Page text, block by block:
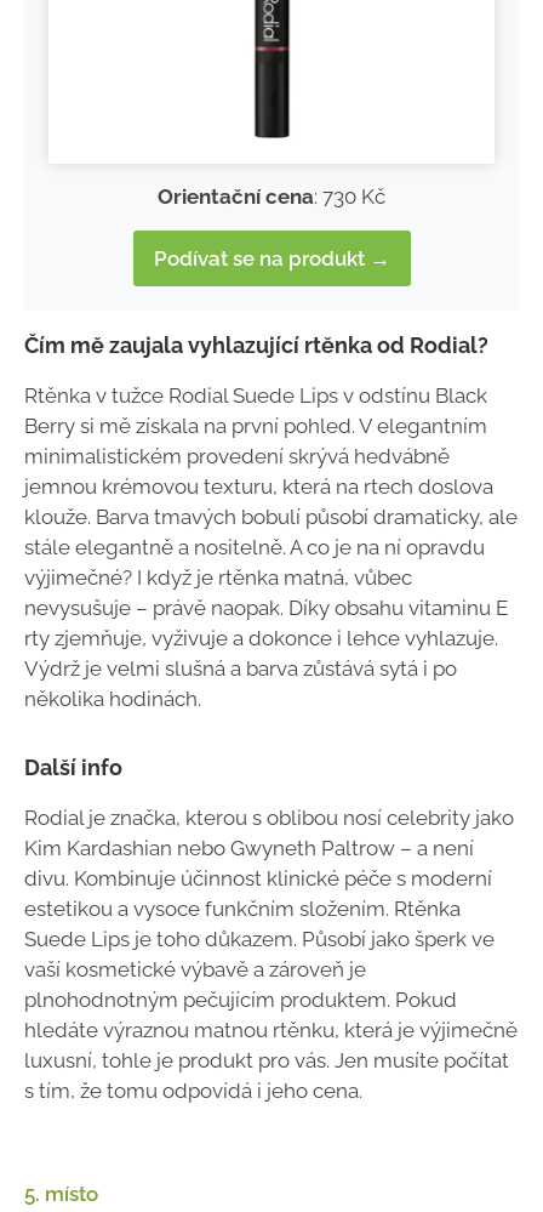
Orientační cena: 730 Kč
Podívat se na produkt →
Čím mě zaujala vyhlazující rtěnka od Rodial?
Rtěnka v tužce Rodial Suede Lips v odstínu Black
Berry si mě získala na první pohled. V elegantním
minimalistickém provedení skrývá hedvábně
jemnou krémovou texturu, která na rtech doslova
klouže. Barva tmavých bobulí působí dramaticky, ale
stále elegantně a nositelně. A co je na ní opravdu
výjimečné? I když je rtěnka matná, vůbec
nevysušuje – právě naopak. Díky obsahu vitaminu E
rty zjemňuje, vyživuje a dokonce i lehce vyhlazuje.
Výdrž je velmi slušná a barva zůstává sytá i po
několika hodinách.
Další info
Rodial je značka, kterou s oblibou nosí celebrity jako
Kim Kardashian nebo Gwyneth Paltrow – a není
divu. Kombinuje účinnost klinické péče s moderní
estetikou a vysoce funkčním složením. Rtěnka
Suede Lips je toho důkazem. Působí jako šperk ve
vaší kosmetické výbavě a zároveň je
plnohodnotným pečujícím produktem. Pokud
hledáte výraznou matnou rtěnku, která je výjimečně
luxusní, tohle je produkt pro vás. Jen musíte počítat
s tím, že tomu odpovídá i jeho cena.
5. místo